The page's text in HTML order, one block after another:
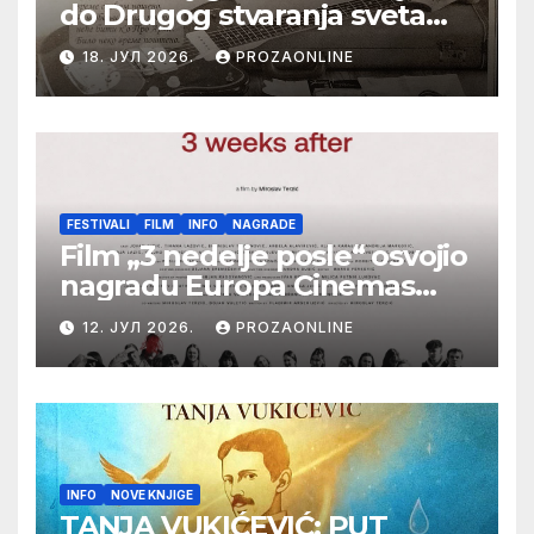
do Drugog stvaranja sveta
(bilo neko vreme pošteno)
(autor- Zlatomira Sremca,
Botoš 2022. godine,
samizdat)
18. ЈУЛ 2026. PROZAONLINE
FESTIVALI FILM INFO NAGRADE
Film „3 nedelje posle“ osvojio
nagradu Europa Cinemas
Label na Filmskom festivalu
u Karlovim Varima
12. ЈУЛ 2026. PROZAONLINE
INFO NOVE KNJIGE
TANJA VUKIĆEVIĆ: PUT